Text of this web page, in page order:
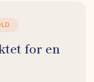
for en